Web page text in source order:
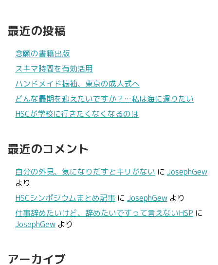
最近の投稿
念願の書籍出版
スキマ時間を有効活用
ハンドメイド振袖、東京の成人式へ
どんな最期を迎えたいですか？…私は海に還りたい
HSCが学校に行きたくなくなるのは
最近のコメント
自分の外見、気になりだすとキリがない に JosephGew
より
HSCシンポジウムまとめ記事 に JosephGew より
仕事辞めたいけど、辞めたいですって言えないHSP に
JosephGew より
アーカイブ